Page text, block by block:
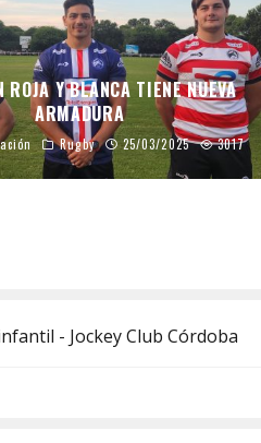
ROJA Y BLANCA TIENE NUEVA
ARMADURA
Rugby 25/03/2025 3017
- Jockey Club Córdoba